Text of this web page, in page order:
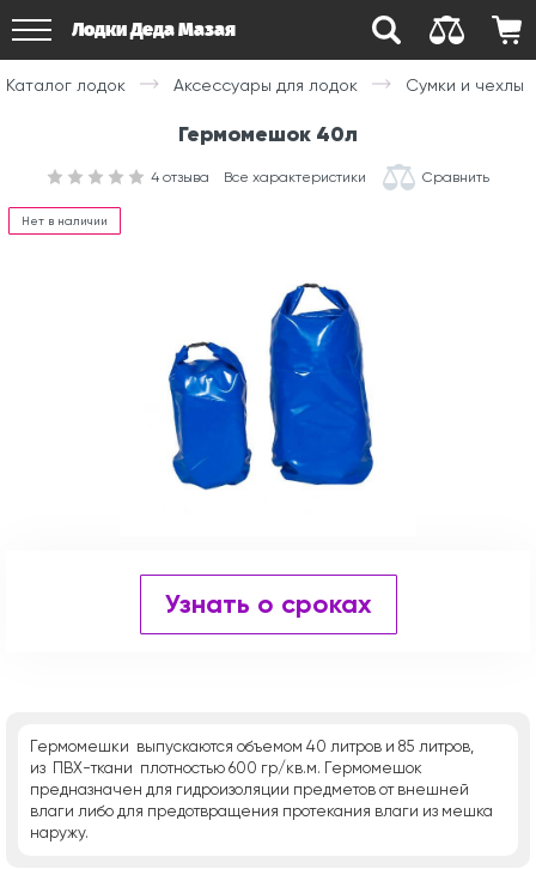
Лодки Деда Мазая
Каталог лодок Аксессуары для лодок Сумки и чехлы
Гермомешок 40л
4 отзыва Все характеристики Сравнить
Нет в наличии
Узнать о сроках
Гермомешки выпускаются объемом 40 литров и 85 литров,
из ПВХ-ткани плотностью 600 гр/кв.м. Гермомешок
предназначен для гидроизоляции предметов от внешней
влаги либо для предотвращения протекания влаги из мешка
наружу.